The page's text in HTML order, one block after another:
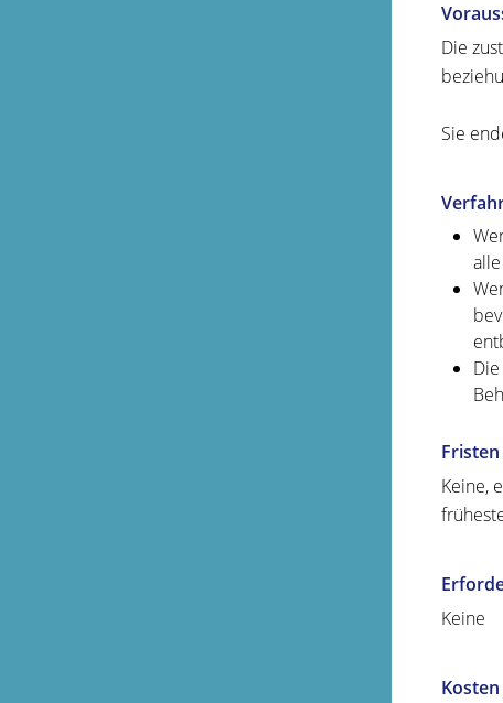
Die
Sie
Fristen
Keine,
Keine
Kosten